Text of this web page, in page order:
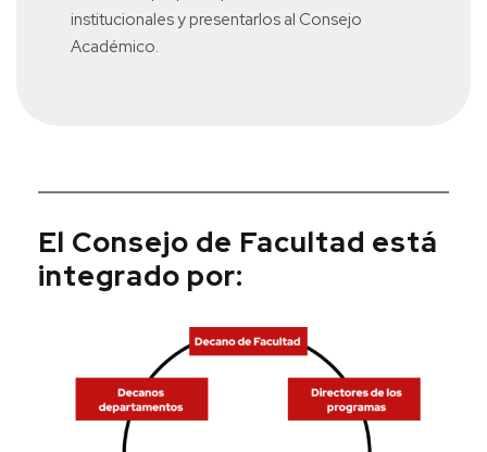
institucionales y presentarlos al Consejo
Académico.
El Consejo de Facultad está
integrado por: